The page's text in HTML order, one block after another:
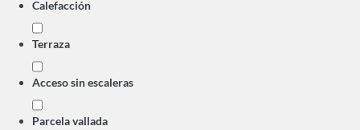
Calefacción
Terraza
Acceso sin escaleras
Parcela vallada